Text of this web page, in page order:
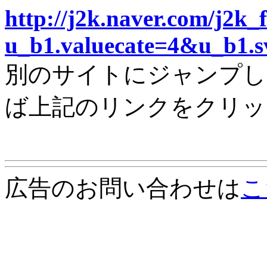
http://j2k.naver.com/
別のサイトにジャンプ
ば上記のリンクをクリ
広告のお問い合わせは